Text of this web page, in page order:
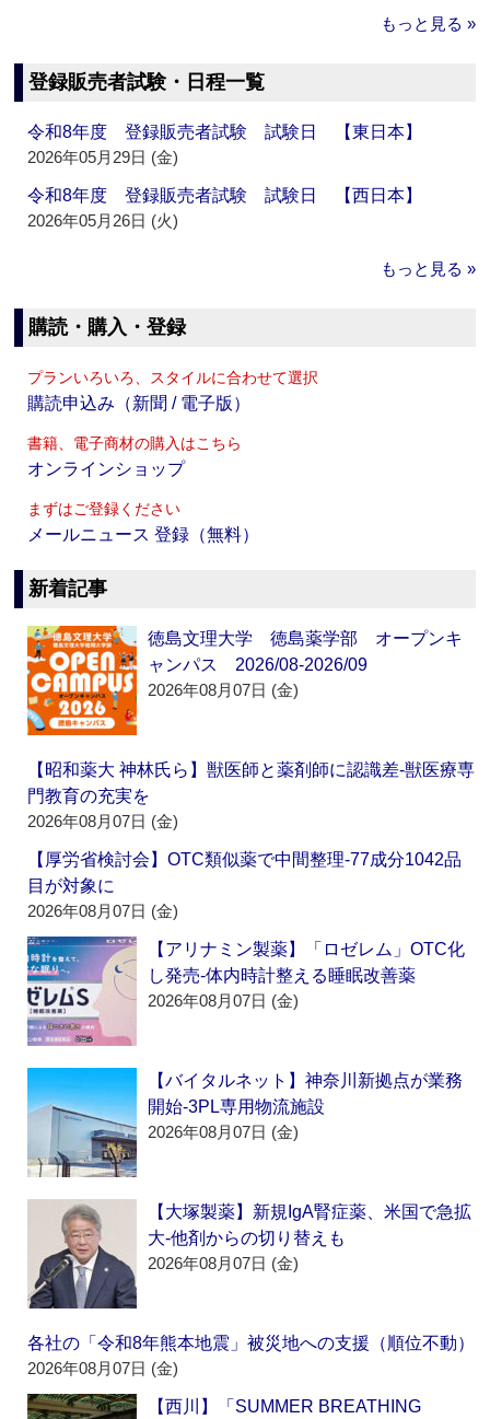
もっと見る »
登録販売者試験・日程一覧
令和8年度 登録販売者試験 試験日 【東日本】
2026年05月29日 (金)
令和8年度 登録販売者試験 試験日 【西日本】
2026年05月26日 (火)
もっと見る »
購読・購入・登録
プランいろいろ、スタイルに合わせて選択
購読申込み（新聞 / 電子版）
書籍、電子商材の購入はこちら
オンラインショップ
まずはご登録ください
メールニュース 登録（無料）
新着記事
徳島文理大学 徳島薬学部 オープンキ
ャンパス 2026/08-2026/09
2026年08月07日 (金)
【昭和薬大 神林氏ら】獣医師と薬剤師に認識差‐獣医療専
門教育の充実を
2026年08月07日 (金)
【厚労省検討会】OTC類似薬で中間整理‐77成分1042品
目が対象に
2026年08月07日 (金)
【アリナミン製薬】「ロゼレム」OTC化
し発売‐体内時計整える睡眠改善薬
2026年08月07日 (金)
【バイタルネット】神奈川新拠点が業務
開始‐3PL専用物流施設
2026年08月07日 (金)
【大塚製薬】新規IgA腎症薬、米国で急拡
大‐他剤からの切り替えも
2026年08月07日 (金)
各社の「令和8年熊本地震」被災地への支援（順位不動）
2026年08月07日 (金)
【西川】「SUMMER BREATHING